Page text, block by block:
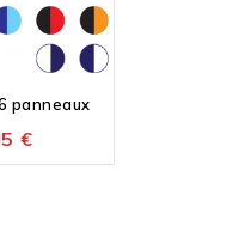
panneaux
€